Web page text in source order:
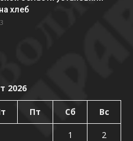
хлеб
2026
Пт Сб Вс
1
2